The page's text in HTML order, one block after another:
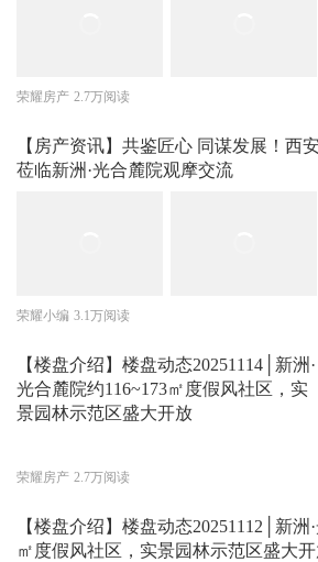
荣耀房产 2.7万阅读
【房产资讯】共鉴匠心 同谋发展！西
莅临新洲·光合麓院观摩交流
荣耀小编 3.1万阅读
【楼盘介绍】楼盘动态20251114│新洲·
光合麓院约116~173㎡度假风社区，实
景园林示范区盛大开放
荣耀房产 2.7万阅读
【楼盘介绍】楼盘动态20251112│新洲
㎡度假风社区，实景园林示范区盛大